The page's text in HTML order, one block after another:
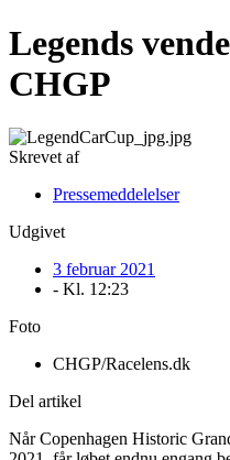
Legends
CHGP
Skrevet af
Pressemeddelelser
Udgivet
3 februar 2021
- Kl. 12:23
Foto
CHGP/Racelens.dk
Del artikel
Når Copenhagen Historic